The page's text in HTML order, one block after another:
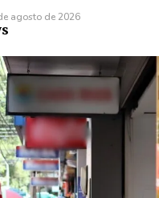
agosto de 2026